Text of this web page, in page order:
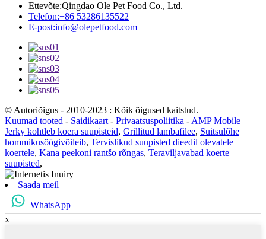
Ettevõte:Qingdao Ole Pet Food Co., Ltd.
Telefon:+86 53286135522
E-post:info@olepetfood.com
© Autoriõigus - 2010-2023 : Kõik õigused kaitstud.
Kuumad tooted - Saidikaart - Privaatsuspoliitika - AMP Mobile
Jerky kohtleb koera suupisteid, Grillitud lambafilee, Suitsulõhe
hommikusöögivõileib, Tervislikud suupisted dieedil olevatele
koertele, Kana peekoni rantšo rõngas, Teraviljavabad koerte
suupisted,
Saada meil
WhatsApp
x